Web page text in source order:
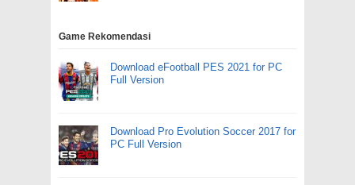
Game Rekomendasi
Download eFootball PES 2021 for PC
Full Version
Download Pro Evolution Soccer 2017 for
PC Full Version